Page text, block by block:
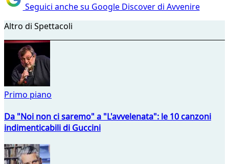
Seguici anche su Google Discover di Avvenire
Altro di Spettacoli
Primo piano
Da "Noi non ci saremo" a "L'avvelenata": le 10 canzoni
indimenticabili di Guccini